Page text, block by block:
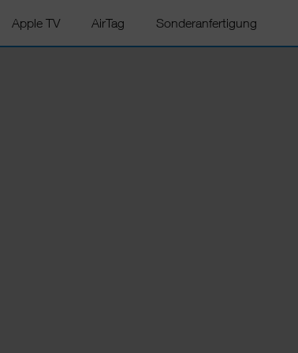
Apple TV AirTag Sonderanfertigung